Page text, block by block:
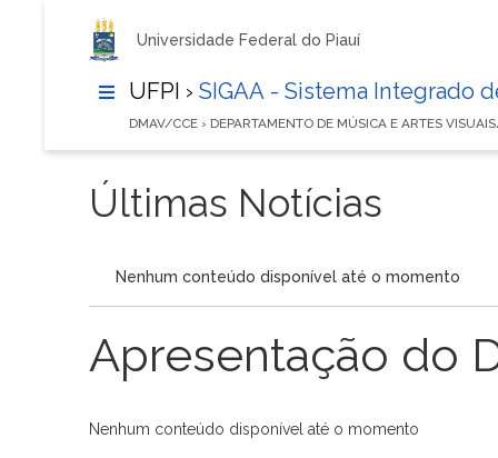
Universidade Federal do Piauí
UFPI › SIGAA - Sistema Integrado
DMAV/CCE › DEPARTAMENTO DE MÚSICA E ARTES
Últimas Notícias
Nenhum conteúdo disponível até o momento
Apresentação do
Nenhum conteúdo disponível até o momento